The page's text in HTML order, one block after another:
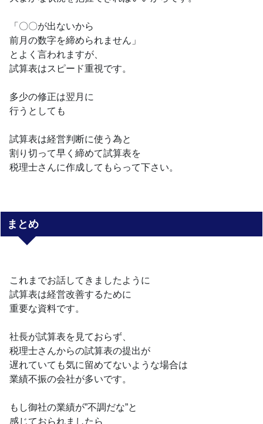
「〇〇が出ないから
前月の数字を締められません」
とよく言われますが、
試算表はスピード重視です。
多少の修正は翌月に
行うとしても
試算表は経営判断に使う為と
割り切って早く締めて試算表を
税理士さんに作成してもらって下さい。
まとめ
これまでお話してきましたように
試算表は経営改善するために
重要な資料です。
社長が試算表を見ておらず、
税理士さんからの試算表の提出が
遅れていても気に留めてないような場合は
業績不振の会社が多いです。
もし御社の業績が”不調だな”と
感じておられましたら